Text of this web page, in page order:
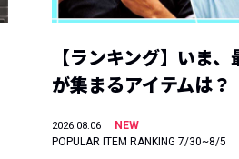
【ランキング】いま、
が集まるアイテムは？
2026.08.06
NEW
POPULAR ITEM RANKING 7/30~8/5